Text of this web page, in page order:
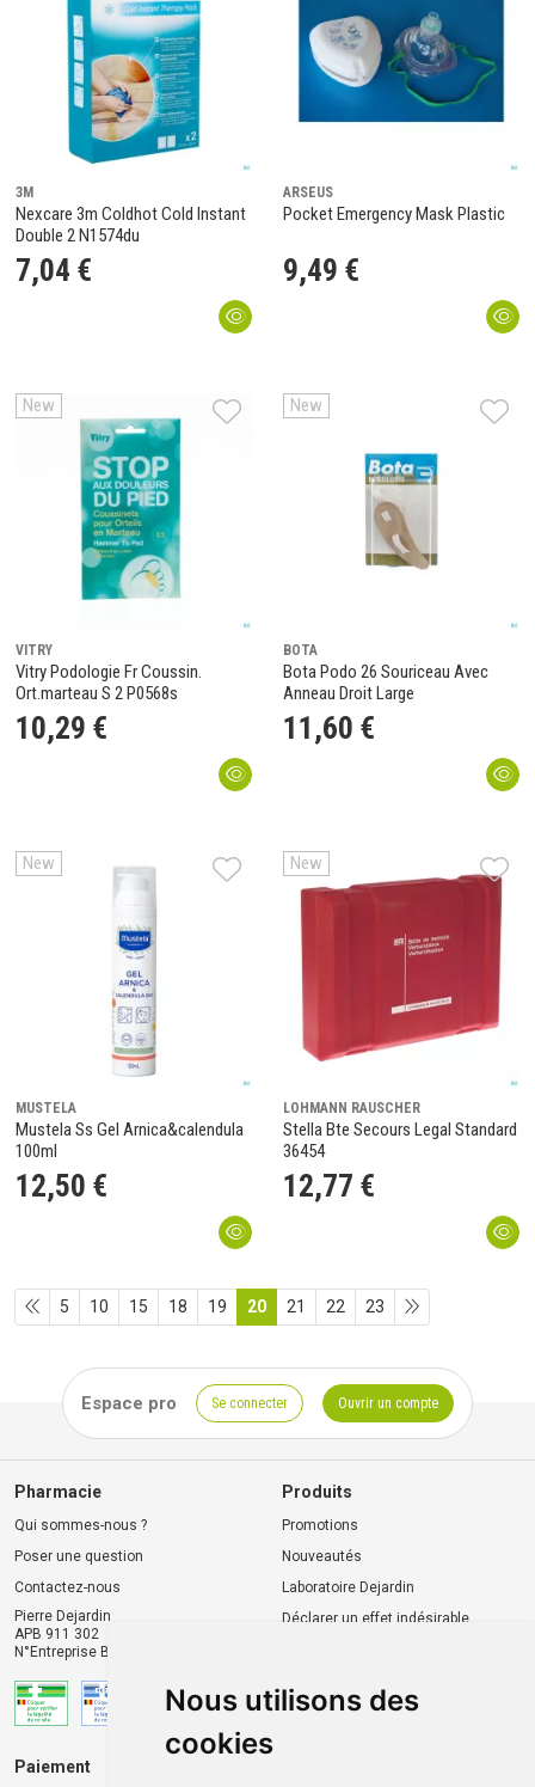
Nous utilisons des
cookies
3M
Nexcare 3m Coldhot Cold Instant
Double 2 N1574du
7,04 €
ARSEUS
Pocket Emergency Mask Plastic
9,49 €
New
VITRY
Vitry Podologie Fr Coussin.
Ort.marteau S 2 P0568s
10,29 €
New
BOTA
Bota Podo 26 Souriceau Avec
Anneau Droit Large
11 ,60 €
New
MUSTELA
Mustela Ss Gel Arnica&calendula
100ml
12,50 €
New
LOHMANN RAUSCHER
Stella Bte Secours Legal Standard
36454
12,77 €
5 10 15 18 19 20 21 22 23
Espace pro Se connecter Ouvrir un compte
Pharmacie
Qui sommes-nous ?
Poser une question
Contactez-nous
Pierre Dejardin
APB 911 302
N°Entreprise BE0446.901.764
Produits
Promotions
Nouveautés
Laboratoire Dejardin
Déclarer un effet indésirable
Paiement